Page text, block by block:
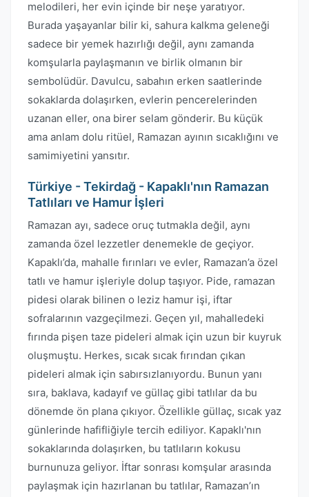
melodileri, her evin içinde bir neşe yaratıyor.
Burada yaşayanlar bilir ki, sahura kalkma geleneği
sadece bir yemek hazırlığı değil, aynı zamanda
komşularla paylaşmanın ve birlik olmanın bir
sembolüdür. Davulcu, sabahın erken saatlerinde
sokaklarda dolaşırken, evlerin pencerelerinden
uzanan eller, ona birer selam gönderir. Bu küçük
ama anlam dolu ritüel, Ramazan ayının sıcaklığını ve
samimiyetini yansıtır.
Türkiye - Tekirdağ - Kapaklı'nın Ramazan
Tatlıları ve Hamur İşleri
Ramazan ayı, sadece oruç tutmakla değil, aynı
zamanda özel lezzetler denemekle de geçiyor.
Kapaklı’da, mahalle fırınları ve evler, Ramazan’a özel
tatlı ve hamur işleriyle dolup taşıyor. Pide, ramazan
pidesi olarak bilinen o leziz hamur işi, iftar
sofralarının vazgeçilmezi. Geçen yıl, mahalledeki
fırında pişen taze pideleri almak için uzun bir kuyruk
oluşmuştu. Herkes, sıcak sıcak fırından çıkan
pideleri almak için sabırsızlanıyordu. Bunun yanı
sıra, baklava, kadayıf ve güllaç gibi tatlılar da bu
dönemde ön plana çıkıyor. Özellikle güllaç, sıcak yaz
günlerinde hafifliğiyle tercih ediliyor. Kapaklı'nın
sokaklarında dolaşırken, bu tatlıların kokusu
burnunuza geliyor. İftar sonrası komşular arasında
paylaşmak için hazırlanan bu tatlılar, Ramazan’ın